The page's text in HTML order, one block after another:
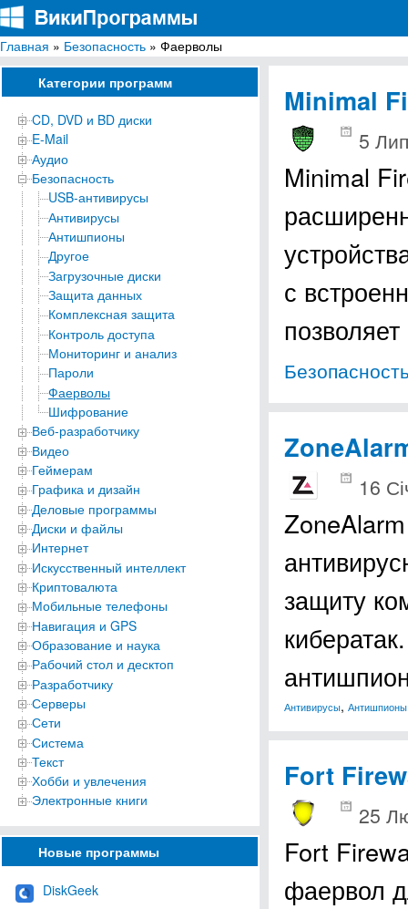
ВикиПрограммы
Энциклопедия бесплатных компьютерных программ для Windows
Главная » Безопасность » Фаерволы
Категории программ
CD, DVD и BD диски
E-Mail
Аудио
Безопасность
USB-антивирусы
Антивирусы
Антишпионы
Другое
Загрузочные диски
Защита данных
Комплексная защита
Контроль доступа
Мониторинг и анализ
Пароли
Фаерволы
Шифрование
Веб-разработчику
Видео
Геймерам
Графика и дизайн
Деловые программы
Диски и файлы
Интернет
Искусственный интеллект
Криптовалюта
Мобильные телефоны
Навигация и GPS
Образование и наука
Рабочий стол и десктоп
Разработчику
Серверы
Сети
Система
Текст
Хобби и увлечения
Электронные книги
Новые программы
DiskGeek
Minimal
5
Minimal
с
16
защиту
Антивирусы, Антишпионы
Fort
25
Fort
фаервол